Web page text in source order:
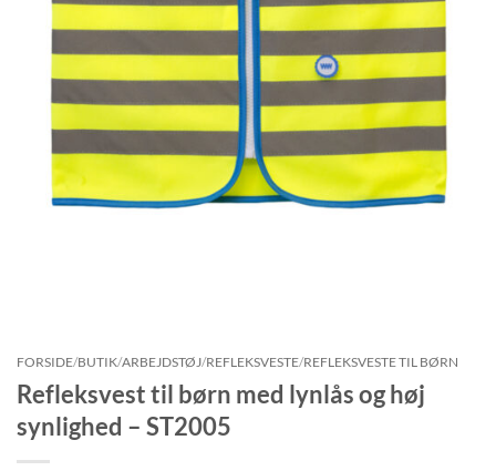
FORSIDE/BUTIK/ARBEJDSTØJ/REFLEKSVESTE/REFLEKSVESTE TIL BØRN
Refleksvest til børn med lynlås og høj
synlighed – ST2005